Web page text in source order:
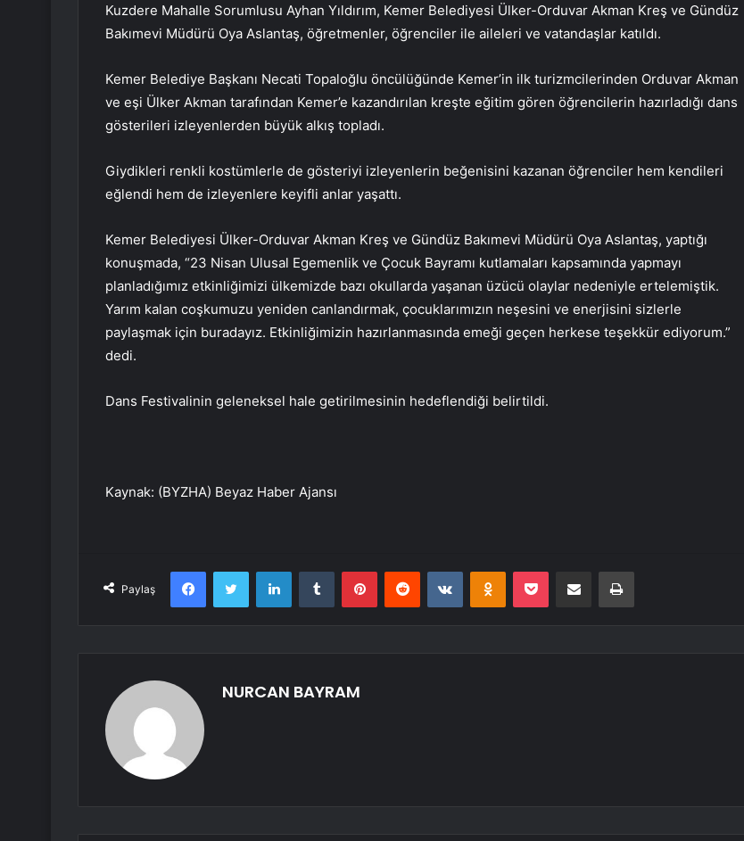
Kuzdere Mahalle Sorumlusu Ayhan Yıldırım, Kemer Belediyesi Ülker-Orduvar Akman Kreş ve Gündüz
Bakımevi Müdürü Oya Aslantaş, öğretmenler, öğrenciler ile aileleri ve vatandaşlar katıldı.
Kemer Belediye Başkanı Necati Topaloğlu öncülüğünde Kemer’in ilk turizmcilerinden Orduvar Akman
ve eşi Ülker Akman tarafından Kemer’e kazandırılan kreşte eğitim gören öğrencilerin hazırladığı dans
gösterileri izleyenlerden büyük alkış topladı.
Giydikleri renkli kostümlerle de gösteriyi izleyenlerin beğenisini kazanan öğrenciler hem kendileri
eğlendi hem de izleyenlere keyifli anlar yaşattı.
Kemer Belediyesi Ülker-Orduvar Akman Kreş ve Gündüz Bakımevi Müdürü Oya Aslantaş, yaptığı
konuşmada, “23 Nisan Ulusal Egemenlik ve Çocuk Bayramı kutlamaları kapsamında yapmayı
planladığımız etkinliğimizi ülkemizde bazı okullarda yaşanan üzücü olaylar nedeniyle ertelemiştik.
Yarım kalan coşkumuzu yeniden canlandırmak, çocuklarımızın neşesini ve enerjisini sizlerle
paylaşmak için buradayız. Etkinliğimizin hazırlanmasında emeği geçen herkese teşekkür ediyorum.”
dedi.
Dans Festivalinin geleneksel hale getirilmesinin hedeflendiği belirtildi.
Kaynak: (BYZHA) Beyaz Haber Ajansı
Paylaş
FacebookTwitter LinkedInTumblr PinterestReddit VKontakteOdnoklassniki
Pocket E-Posta ile paylaş Yazdır
NURCAN BAYRAM